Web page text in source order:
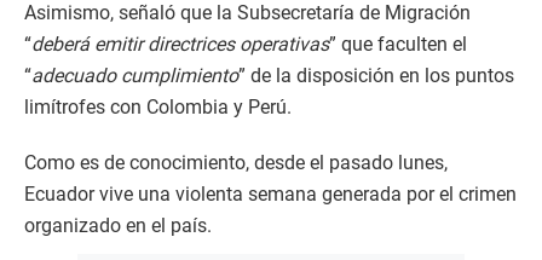
Asimismo, señaló que la Subsecretaría de Migración
“deberá emitir directrices operativas” que faculten el
“adecuado cumplimiento” de la disposición en los puntos
limítrofes con Colombia y Perú.
Como es de conocimiento, desde el pasado lunes,
Ecuador vive una violenta semana generada por el crimen
organizado en el país.